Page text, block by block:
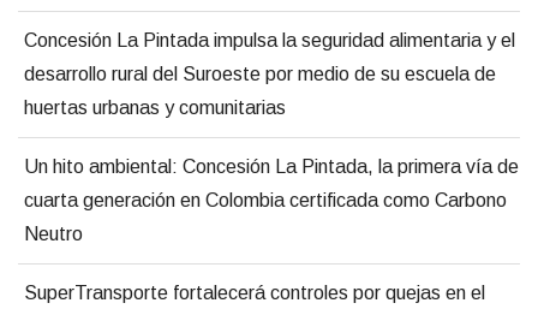
Concesión La Pintada impulsa la seguridad alimentaria y el
desarrollo rural del Suroeste por medio de su escuela de
huertas urbanas y comunitarias
Un hito ambiental: Concesión La Pintada, la primera vía de
cuarta generación en Colombia certificada como Carbono
Neutro
SuperTransporte fortalecerá controles por quejas en el